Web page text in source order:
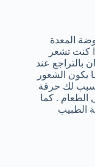
المعدة
كنت تشعر
بالتراجع عند
يكون الشعور
تسبب لك حرقة
الطعام . كما
الطبيب